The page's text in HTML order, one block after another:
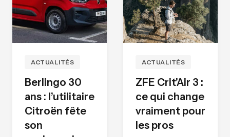
ACTUALITÉS
Berlingo 30
ans : l’utilitaire
Citroën fête
son
ACTUALITÉS
ZFE Crit’Air 3 :
ce qui change
vraiment pour
les pros